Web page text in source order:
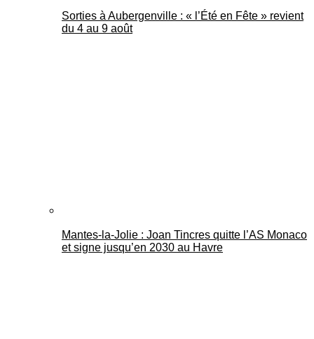
Sorties à Aubergenville : « l’Été en Fête » revient
du 4 au 9 août
Mantes-la-Jolie : Joan Tincres quitte l’AS Monaco
et signe jusqu’en 2030 au Havre